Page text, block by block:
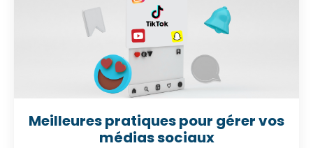
Meilleures pratiques pour gérer vos
médias sociaux